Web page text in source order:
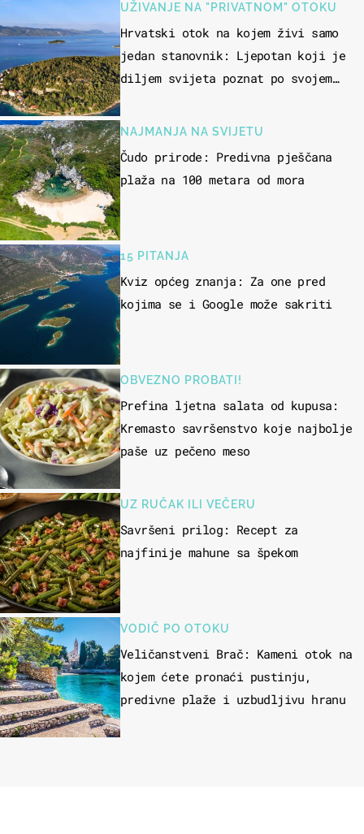
UŽIVANJE NA "PRIVATNOM" OTOKU
Hrvatski otok na kojem živi samo
jedan stanovnik: Ljepotan koji je
diljem svijeta poznat po svojem
NAJMANJA NA SVIJETU
Čudo prirode: Predivna pješčana
plaža na 100 metara od mora
15 PITANJA
Kviz općeg znanja: Za one pred
kojima se i Google može sakriti
OBVEZNO PROBATI!
Prefina ljetna salata od kupusa:
Kremasto savršenstvo koje najbolje
paše uz pečeno meso
UZ RUČAK ILI VEČERU
Savršeni prilog: Recept za
najfinije mahune sa špekom
VODIČ PO OTOKU
Veličanstveni Brač: Kameni otok na
kojem ćete pronaći pustinju,
predivne plaže i uzbudljivu hranu